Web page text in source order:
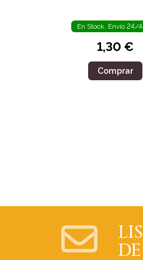
DORADOS 5
UNIDADES
En Stock. Envío 24/
1,30 €
Comprar